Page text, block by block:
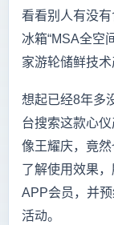
看看别人有没
冰箱“MSA全空
家游轮储鲜技术
想起已经8年多
台搜索这款心
像王耀庆，竟
了解使用效果
APP会员，并
活动。